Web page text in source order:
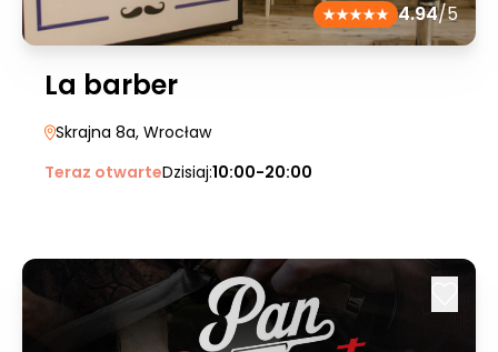
4.94/5
La barber
Skrajna 8a, Wrocław
Teraz otwarteDzisiaj:10:00-20:00